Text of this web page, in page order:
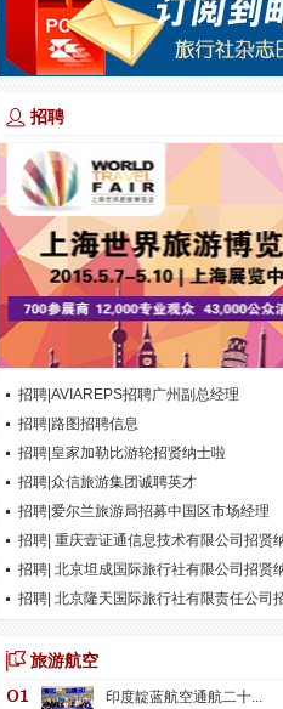
招聘
招聘|AVIAREPS招聘广州副总经理
招聘|路图招聘信息
招聘|皇家加勒比游轮招贤纳士啦
招聘|众信旅游集团诚聘英才
招聘|爱尔兰旅游局招募中国区市场经理
招聘| 重庆壹证通信息技术有限公司招贤
招聘| 北京坦成国际旅行社有限公司招贤
招聘| 北京隆天国际旅行社有限责任公司
旅游航空
印度靛蓝航空通航二十...